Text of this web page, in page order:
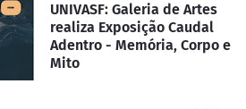
UNIVASF: Galeria de Artes
realiza Exposição Caudal
Adentro - Memória, Corpo e
Mito